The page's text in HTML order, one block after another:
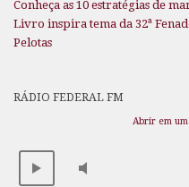
Conheça as 10 estratégias de
Livro inspira tema da 32ª
Pelotas
RÁDIO FEDERAL FM
Abrir em